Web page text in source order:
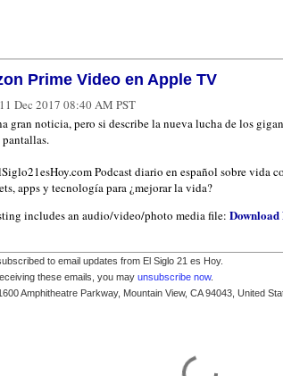
Prime Video en Apple TV
11 Dec 2017 08:40 AM PST
gran noticia, pero si describe la nueva lucha de los
pantallas.
Podcast diario en español sobre vida
apps y tecnología para ¿mejorar la vida?
includes an audio/video/photo media file: Download
to email updates from El Siglo 21 es Hoy.
these emails, you may unsubscribe now.
Amphitheatre Parkway, Mountain View, CA 94043, United